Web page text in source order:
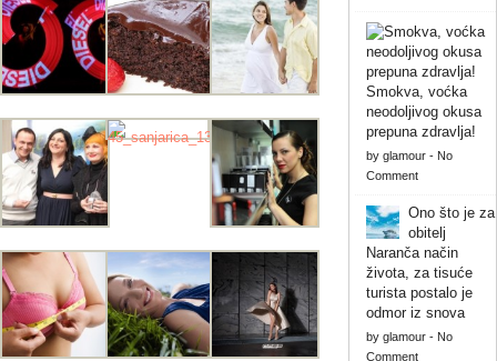
Smokva, voćka
neodoljivog okusa
prepuna zdravlja!
by glamour- No
Comment
Ono što je za
obitelj
Naranča način
života, za tisuće
turista postalo je
odmor iz snova
by glamour- No
Comment